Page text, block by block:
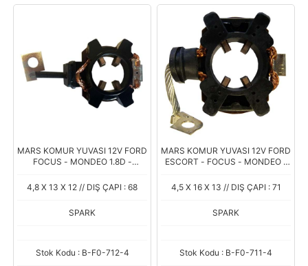
MARS KOMUR YUVASI 12V FORD
FOCUS - MONDEO 1.8D -
2.5D (RX 913-914) (4.6 X 13 X
11/12)
4,8 X 13 X 12 // DIŞ ÇAPI : 68
SPARK
Stok Kodu : B-F0-712-4
MARS KOMUR YUVASI 12V FORD
ESCORT - FOCUS - MONDEO -
(4.5 X 16 X 14)
4,5 X 16 X 13 // DIŞ ÇAPI : 71
SPARK
Stok Kodu : B-F0-711-4